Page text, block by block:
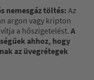
nemesgáz töltés: Az
argon vagy kripton
a hőszigetelést. A
ahhoz, hogy
az üvegrétegek